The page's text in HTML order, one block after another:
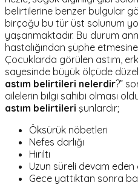
belirtilerine benzer bulgular
birçoğu bu tür üst solunum
yaşanmaktadır. Bu durum
hastalığından şüphe
Çocuklarda görülen astım,
sayesinde büyük ölçüde
astım belirtileri nelerdir?”
ailelerin bilgi sahibi olması
astım belirtileri şunlardır;
Öksürük nöbetleri
Nefes darlığı
Hırıltı
Uzun süreli devam eden
Gece yattıktan sonra